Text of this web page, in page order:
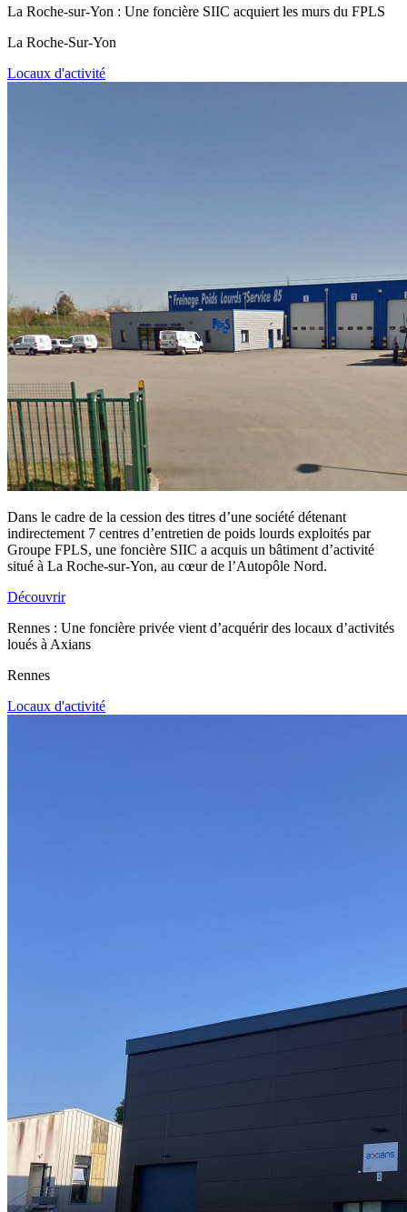
La Roche-sur-Yon : Une foncière SIIC acquiert les murs du FPLS
La Roche-Sur-Yon
Locaux d'activité
Dans le cadre de la cession des titres d’une société détenant
indirectement 7 centres d’entretien de poids lourds exploités par
Groupe FPLS, une foncière SIIC a acquis un bâtiment d’activité
situé à La Roche-sur-Yon, au cœur de l’Autopôle Nord.
Découvrir
Rennes : Une foncière privée vient d’acquérir des locaux d’activités
loués à Axians
Rennes
Locaux d'activité